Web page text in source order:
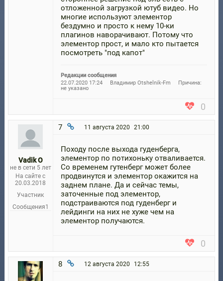
отложенной загрузкой ютуб видео. Но
многие используют элементор
бездумно и просто к нему 10-ки
плагинов наворачивают. Потому что
элементор прост, и мало кто пытается
посмотреть "под капот"
Редакции сообщения
22.07.2020 17:24
Владимир Otshelnik-Fm
Причина:
не указано
0
Vadik O
не в сети 5 лет
На сайте с
20.03.2018
Участник
Сообщения1
7 11 августа 2020 21:00
Походу после выхода гуденберга,
элементор по потихоньку отваливается.
Со временем гутенберг может более
продвинутся и элементор окажится на
заднем плане. Да и сейчас темы,
заточенные под элементор,
подстраиваются под гуденберг и
лейдинги на них не хуже чем на
элементор получаются.
0
8 12 августа 2020 12:55